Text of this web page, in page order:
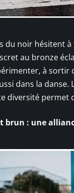
du noir hésitent
au bronze
à sortir
dans la
diversité permet
brun : une